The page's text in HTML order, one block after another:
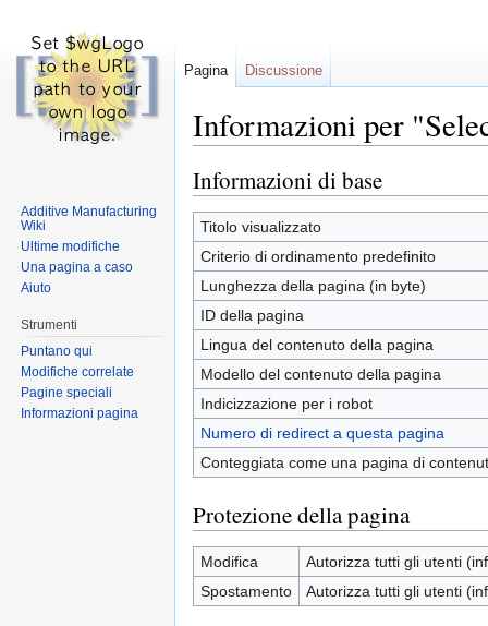
Informazioni per
Informazioni di base
Titolo visualizzato
Criterio di ordinamento predefinito
Lunghezza della pagina (in byte)
ID della pagina
Lingua del contenuto della pagina
Modello del contenuto della pagina
Indicizzazione per i robot
Numero di redirect a questa pagina
Conteggiata come una pagina di
Protezione della pagina
Modifica
Autorizza tutti gli utenti
Spostamento
Autorizza tutti gli utenti
Pagina Discussione
Additive Manufacturing
Wiki
Ultime modifiche
Una pagina a caso
Aiuto
Strumenti
Puntano qui
Modifiche correlate
Pagine speciali
Informazioni pagina